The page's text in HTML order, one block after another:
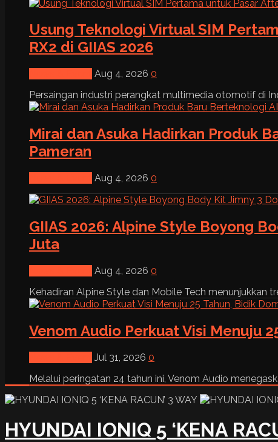
Usung Teknologi Virtual SIM
RX2 di GIIAS 2026
Aug 4, 2026 0
Persaingan industri perangkat multimedia otomotif di
Mirai dan Asuka Hadirkan Produk
Pameran
Aug 4, 2026 0
GIIAS 2026: Alpine Style Boyong
Juta
Aug 4, 2026 0
Kehadiran Alpine Style dan Mobile Tech menunjukkan
Venom Audio Perkuat Visi Menuju
Jul 31, 2026 0
Melalui peringatan 24 tahun ini, Venom Audio
HYUNDAI IONIQ 5 ‘KENA